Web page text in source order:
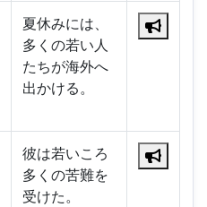
夏休みには、
多くの若い人
たちが海外へ
出かける。
彼は若いころ
多くの苦難を
受けた。